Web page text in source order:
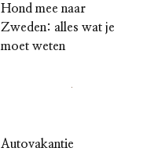
Hond mee naar
Zweden: alles wat je
moet weten
Autovakantie